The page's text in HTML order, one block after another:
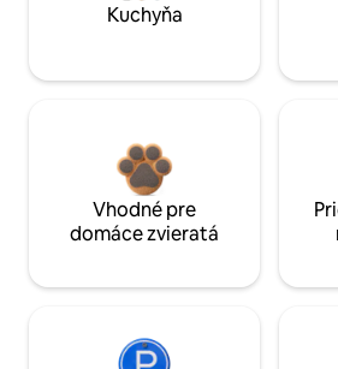
Kuchyňa
Vhodné pre
domáce zvieratá